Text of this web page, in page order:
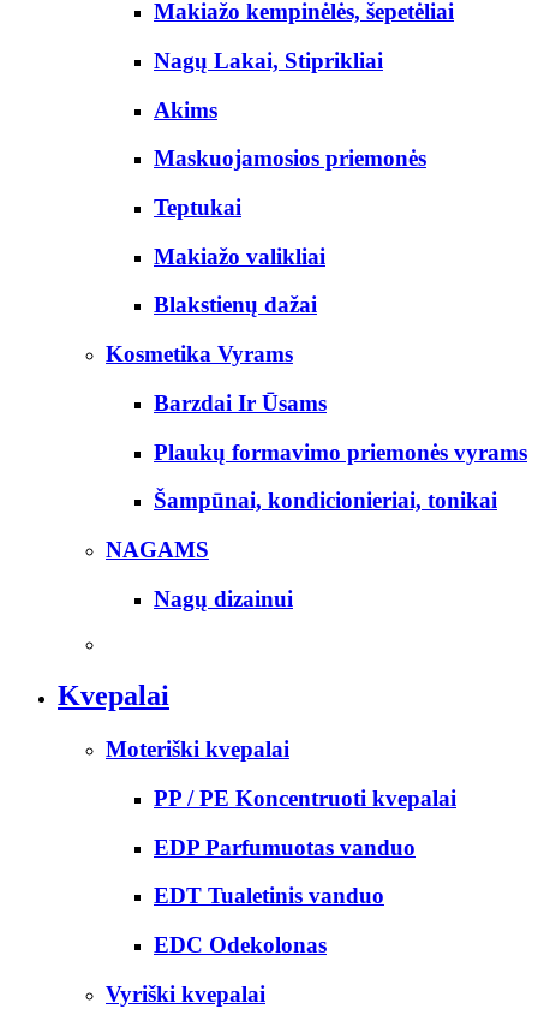
Makiažo kempinėlės, šepetėliai
Nagų Lakai, Stiprikliai
Akims
Maskuojamosios priemonės
Teptukai
Makiažo valikliai
Blakstienų dažai
Kosmetika Vyrams
Barzdai Ir Ūsams
Plaukų formavimo priemonės vyrams
Šampūnai, kondicionieriai, tonikai
NAGAMS
Nagų dizainui
Kvepalai
Moteriški kvepalai
PP / PE Koncentruoti kvepalai
EDP Parfumuotas vanduo
EDT Tualetinis vanduo
EDC Odekolonas
Vyriški kvepalai